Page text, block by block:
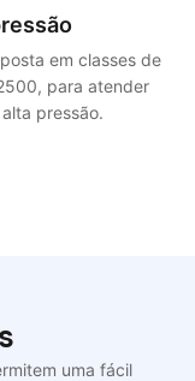
em classes de
para atender
pressão.
uma fácil